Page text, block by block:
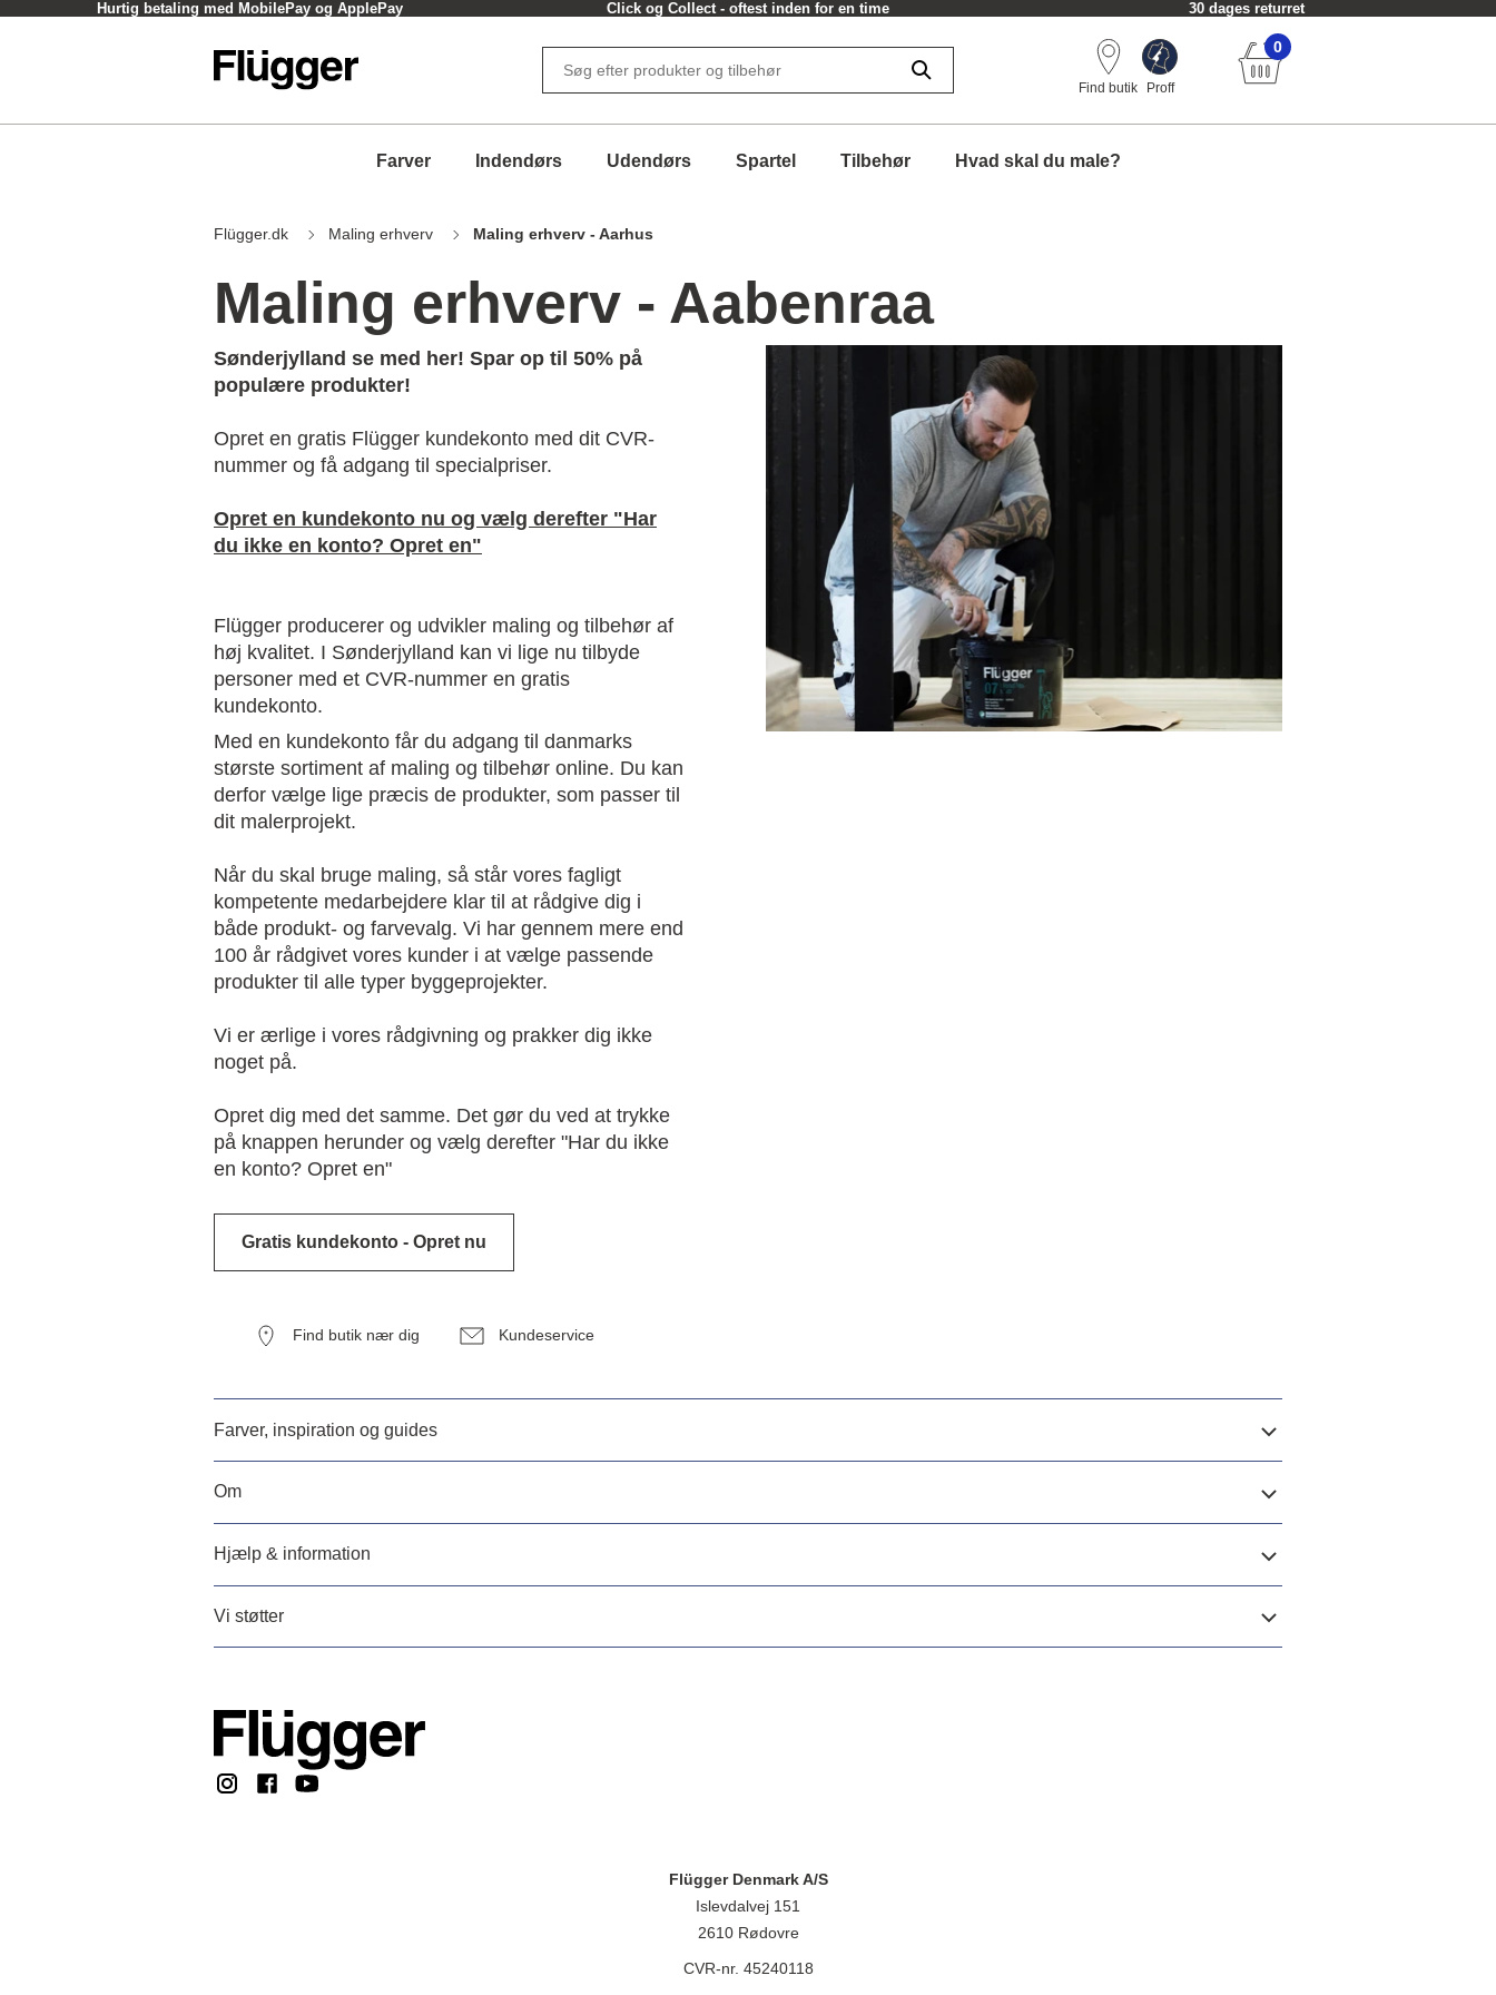
Hurtig betaling med MobilePay og ApplePay Click og Collect - oftest inden for en time 30 dages returret
Find butik Proff
0
Farver Indendørs Udendørs Spartel Tilbehør Hvad skal du male?
Flügger.dk Maling erhverv Maling erhverv - Aarhus
Maling erhverv - Aabenraa
Sønderjylland se med her! Spar op til 50% på
populære produkter!
Opret en gratis Flügger kundekonto med dit CVR-
nummer og få adgang til specialpriser.
Opret en kundekonto nu og vælg derefter "Har
du ikke en konto? Opret en"
Flügger producerer og udvikler maling og tilbehør af
høj kvalitet. I Sønderjylland kan vi lige nu tilbyde
personer med et CVR-nummer en gratis
kundekonto.
Med en kundekonto får du adgang til danmarks
største sortiment af maling og tilbehør online. Du kan
derfor vælge lige præcis de produkter, som passer til
dit malerprojekt.
Når du skal bruge maling, så står vores fagligt
kompetente medarbejdere klar til at rådgive dig i
både produkt- og farvevalg. Vi har gennem mere end
100 år rådgivet vores kunder i at vælge passende
produkter til alle typer byggeprojekter.
Vi er ærlige i vores rådgivning og prakker dig ikke
noget på.
Opret dig med det samme. Det gør du ved at trykke
på knappen herunder og vælg derefter "Har du ikke
en konto? Opret en"
Gratis kundekonto - Opret nu
Find butik nær dig Kundeservice
Farver, inspiration og guides
Om
Hjælp & information
Vi støtter
Flügger Denmark A/S
Islevdalvej 151
2610 Rødovre
CVR-nr. 45240118